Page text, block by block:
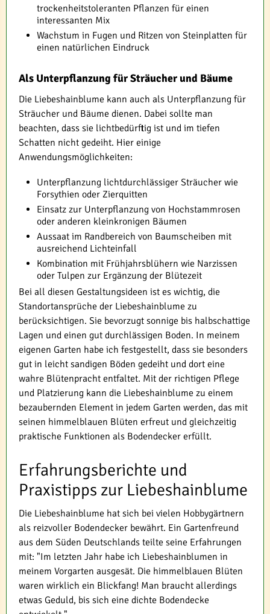
trockenheitstoleranten Pflanzen für einen
interessanten Mix
Wachstum in Fugen und Ritzen von Steinplatten für
einen natürlichen Eindruck
Als Unterpflanzung für Sträucher und Bäume
Die Liebeshainblume kann auch als Unterpflanzung für
Sträucher und Bäume dienen. Dabei sollte man
beachten, dass sie lichtbedürftig ist und im tiefen
Schatten nicht gedeiht. Hier einige
Anwendungsmöglichkeiten:
Unterpflanzung lichtdurchlässiger Sträucher wie
Forsythien oder Zierquitten
Einsatz zur Unterpflanzung von Hochstammrosen
oder anderen kleinkronigen Bäumen
Aussaat im Randbereich von Baumscheiben mit
ausreichend Lichteinfall
Kombination mit Frühjahrsblühern wie Narzissen
oder Tulpen zur Ergänzung der Blütezeit
Bei all diesen Gestaltungsideen ist es wichtig, die
Standortansprüche der Liebeshainblume zu
berücksichtigen. Sie bevorzugt sonnige bis halbschattige
Lagen und einen gut durchlässigen Boden. In meinem
eigenen Garten habe ich festgestellt, dass sie besonders
gut in leicht sandigen Böden gedeiht und dort eine
wahre Blütenpracht entfaltet. Mit der richtigen Pflege
und Platzierung kann die Liebeshainblume zu einem
bezaubernden Element in jedem Garten werden, das mit
seinen himmelblauen Blüten erfreut und gleichzeitig
praktische Funktionen als Bodendecker erfüllt.
Erfahrungsberichte und
Praxistipps zur Liebeshainblume
Die Liebeshainblume hat sich bei vielen Hobbygärtnern
als reizvoller Bodendecker bewährt. Ein Gartenfreund
aus dem Süden Deutschlands teilte seine Erfahrungen
mit: "Im letzten Jahr habe ich Liebeshainblumen in
meinem Vorgarten ausgesät. Die himmelblauen Blüten
waren wirklich ein Blickfang! Man braucht allerdings
etwas Geduld, bis sich eine dichte Bodendecke